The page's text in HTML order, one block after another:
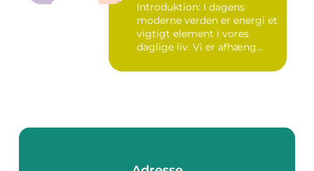
Introduktion: I dagens
moderne verden er energi et
vigtigt element i vores
daglige liv. Vi er afhæng...